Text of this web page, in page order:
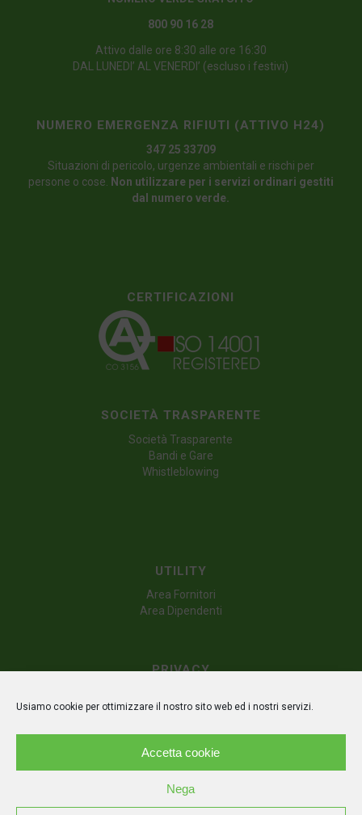
Usiamo cookie per ottimizzare il nostro sito web ed i nostri servizi.
Accetta cookie
Nega
800 90 16 28
Attivo dalle ore 8:30 alle ore 16:30
DAL LUNEDI’ AL VENERDI’ (escluso i festivi)
NUMERO EMERGENZA RIFIUTI (ATTIVO H24)
347 25 33709
Situazioni di pericolo, urgenze ambientali e rischi per
persone o cose.
Non utilizzare per i servizi ordinari gestiti
dal numero verde.
CERTIFICAZIONI
SOCIETÀ TRASPARENTE
Società Trasparente
Bandi e Gare
Whistleblowing
UTILITY
Area Fornitori
Area Dipendenti
PRIVACY
Politica dei cookie (UE)